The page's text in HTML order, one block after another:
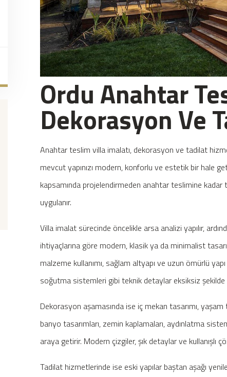
Ordu Anahtar
Dekorasyon Ve
Anahtar teslim villa imalatı, dekorasyon ve tadilat
mevcut yapınızı modern, konforlu ve estetik bir hale
kapsamında projelendirmeden anahtar teslimine
uygulanır.
Villa imalat sürecinde öncelikle arsa analizi yapılır,
ihtiyaçlarına göre modern, klasik ya da minimalist
malzeme kullanımı, sağlam altyapı ve uzun ömürlü
soğutma sistemleri gibi teknik detaylar eksiksiz şekilde
Dekorasyon aşamasında ise iç mekan tasarımı,
banyo tasarımları, zemin kaplamaları, aydınlatma
araya getirir. Modern çizgiler, şık detaylar ve kullanışlı
Tadilat hizmetlerinde ise eski yapılar baştan aşağı